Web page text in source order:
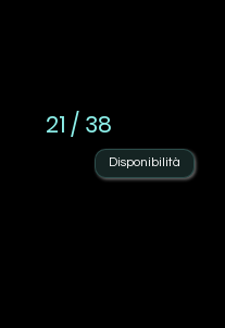
21 / 38
Disponibilità